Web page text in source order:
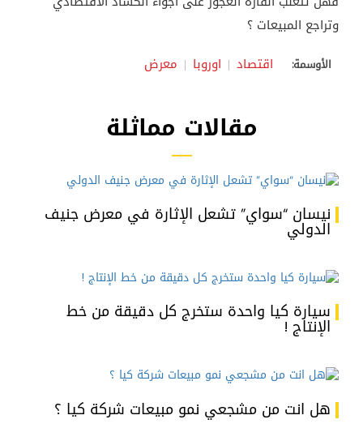
وتراجع المبيعات ؟
الأوسمة: اقتصاد اوروبا معرض
مقالات مماثلة
نيسان “سواي” تشعل الإثارة في معرض جنيف
الدولي
سيارة كيا واحدة ستخرج كل دقيقة من خط
الإنتاج !
هل انت من مشجعي نمو مبيعات شركة كيا ؟